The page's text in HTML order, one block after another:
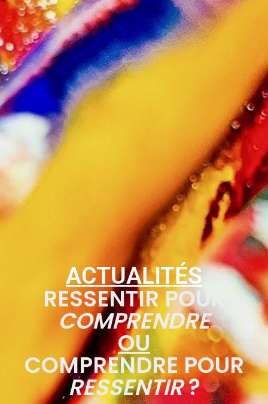
ACTUALITÉS
RESSENTIR POUR
COMPRENDRE
OU
COMPRENDRE POUR
RESSENTIR?